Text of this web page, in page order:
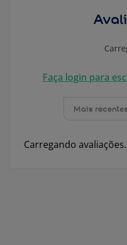
Faça login para
Mais
Carregando